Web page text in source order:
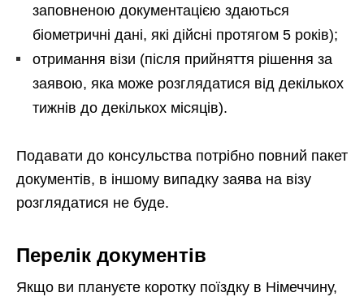
заповненою документацією здаються
біометричні дані, які дійсні протягом 5 років);
отримання візи (після прийняття рішення за
заявою, яка може розглядатися від декількох
тижнів до декількох місяців).
Подавати до консульства потрібно повний пакет
документів, в іншому випадку заява на візу
розглядатися не буде.
Перелік документів
Якщо ви плануєте коротку поїздку в Німеччину,